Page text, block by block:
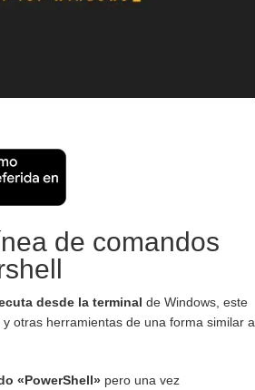
de comandos
desde la terminal de Windows, este
otras herramientas de una forma similar a
«PowerShell»pero una vez